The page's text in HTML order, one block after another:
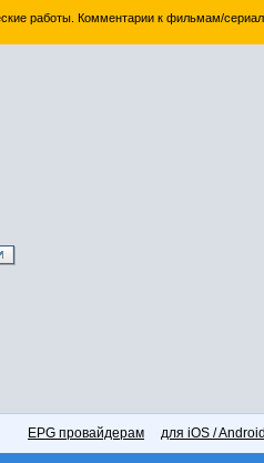
работы. Комментарии к фильмам/
EPG провайдерам для iOS /